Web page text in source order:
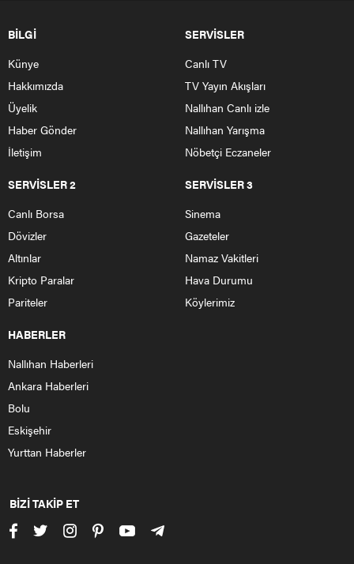
BİLGİ
Künye
Hakkımızda
Üyelik
Haber Gönder
İletişim
SERVİSLER
Canlı TV
TV Yayın Akışları
Nallıhan Canlı izle
Nallıhan Yarışma
Nöbetçi Eczaneler
SERVİSLER 2
Canlı Borsa
Dövizler
Altınlar
Kripto Paralar
Pariteler
SERVİSLER 3
Sinema
Gazeteler
Namaz Vakitleri
Hava Durumu
Köylerimiz
HABERLER
Nallıhan Haberleri
Ankara Haberleri
Bolu
Eskişehir
Yurttan Haberler
BİZİ TAKİP ET